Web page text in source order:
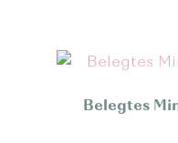
Belegtes